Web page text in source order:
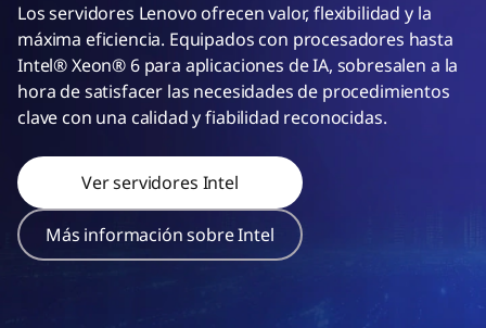
Los servidores Lenovo ofrecen valor, flexibilidad y la
máxima eficiencia. Equipados con procesadores hasta
Intel® Xeon® 6 para aplicaciones de IA, sobresalen a la
hora de satisfacer las necesidades de procedimientos
clave con una calidad y fiabilidad reconocidas.
Ver servidores Intel
Más información sobre Intel